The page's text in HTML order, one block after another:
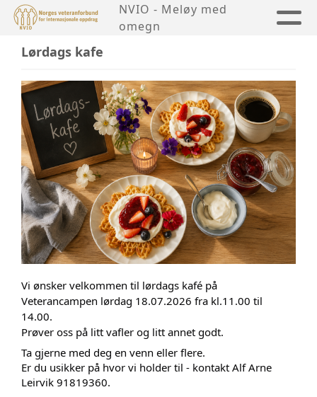
NVIO - Meløy med
omegn
Lørdags kafe
Vi ønsker velkommen til lørdags kafé på
Veterancampen lørdag 18.07.2026 fra kl.11.00 til
14.00.
Prøver oss på litt vafler og litt annet godt.
Ta gjerne med deg en venn eller flere.
Er du usikker på hvor vi holder til - kontakt Alf Arne
Leirvik 91819360.